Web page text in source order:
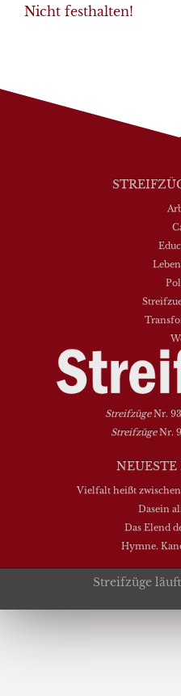
navigation
Nicht festhalten!
StreifzügeNr.
StreifzügeNr.
NEUESTE
Vielfalt heißt
Dasein
Das Elend
Hymne.
Streifzüge